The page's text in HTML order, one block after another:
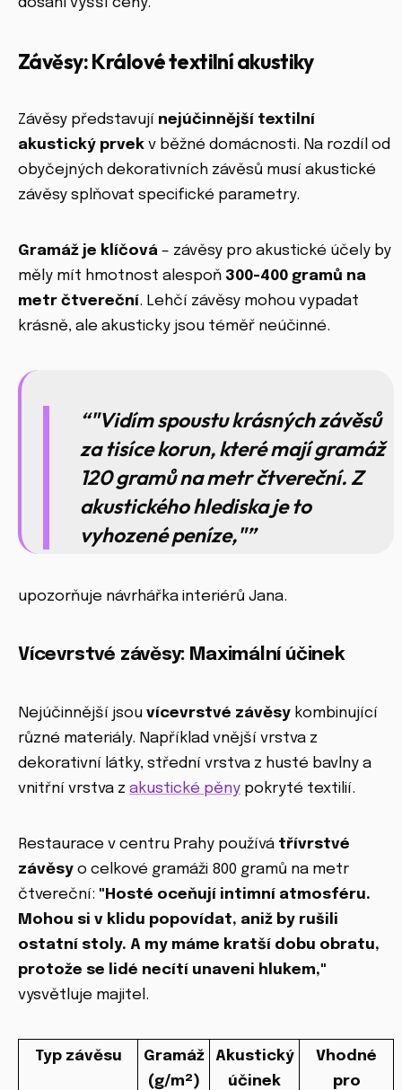
dosáhl vyšší ceny.
Závěsy: Králové textilní akustiky
Závěsy představují nejúčinnější textilní
akustický prvek v běžné domácnosti. Na rozdíl od
obyčejných dekorativních závěsů musí akustické
závěsy splňovat specifické parametry.
Gramáž je klíčová – závěsy pro akustické účely by
měly mít hmotnost alespoň 300-400 gramů na
metr čtvereční. Lehčí závěsy mohou vypadat
krásně, ale akusticky jsou téměř neúčinné.
"Vidím spoustu krásných závěsů
za tisíce korun, které mají gramáž
120 gramů na metr čtvereční. Z
akustického hlediska je to
vyhozené peníze,"
upozorňuje návrhářka interiérů Jana.
Vícevrstvé závěsy: Maximální účinek
Nejúčinnější jsou vícevrstvé závěsy kombinující
různé materiály. Například vnější vrstva z
dekorativní látky, střední vrstva z husté bavlny a
vnitřní vrstva z akustické pěny pokryté textilií.
Restaurace v centru Prahy používá třívrstvé
závěsy o celkové gramáži 800 gramů na metr
čtvereční: "Hosté oceňují intimní atmosféru.
Mohou si v klidu popovídat, aniž by rušili
ostatní stoly. A my máme kratší dobu obratu,
protože se lidé necítí unaveni hlukem,"
vysvětluje majitel.
Typ závěsu
Gramáž
(g/m²)
Akustický
účinek
Vhodné
pro